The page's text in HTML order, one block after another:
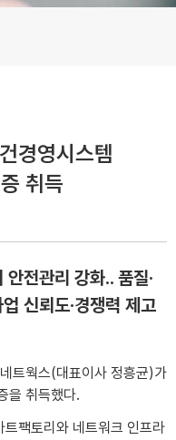
경영시스템
취득
안전관리 강화.. 품질·
신뢰도‧경쟁력 제고
트웍스(대표이사 정흥균)가
을 취득했다.
팩토리와 네트워크 인프라